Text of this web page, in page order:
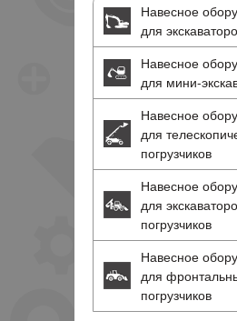
Навесное
для
Навесное
для мини-
Навесное
для
погрузчиков
Навесное
для
погрузчиков
Навесное
для
погрузчиков